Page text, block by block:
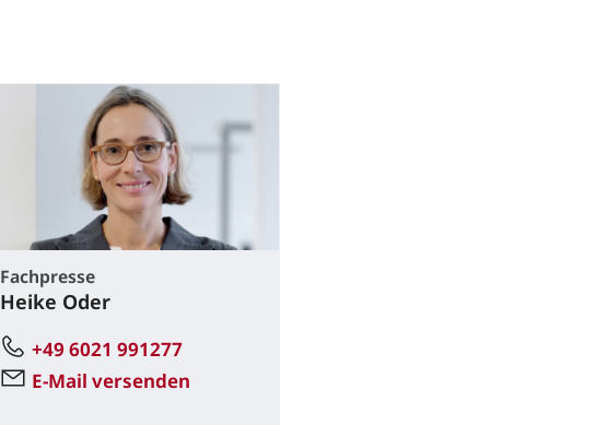
Fachpresse
Heike Oder
+49 6021 991277
E-Mail versenden